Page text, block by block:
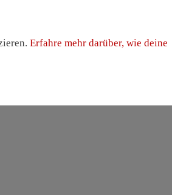
Erfahre mehr darüber, wie deine